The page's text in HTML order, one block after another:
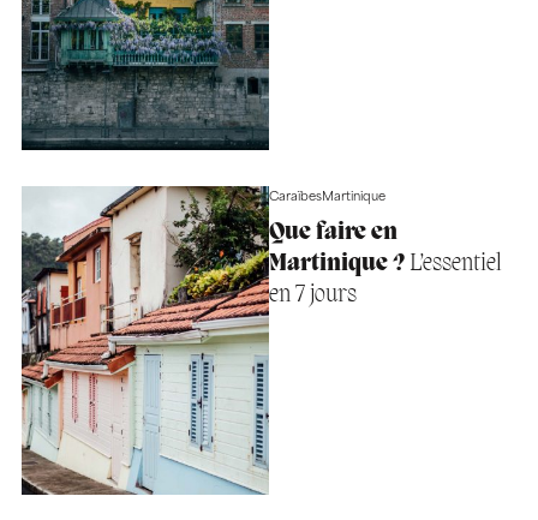
CaraïbesMartinique
Que faire en
Martinique ?L’essentiel
en 7 jours